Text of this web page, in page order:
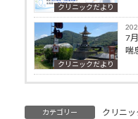
クリニックだより
クリニックだより
7
喘
カテゴリー クリニッ